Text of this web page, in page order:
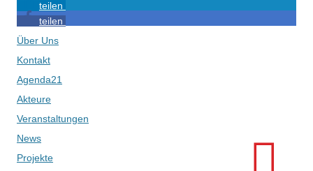
teilen
teilen
Über Uns
Kontakt
Agenda21
Akteure
Veranstaltungen
News
Projekte